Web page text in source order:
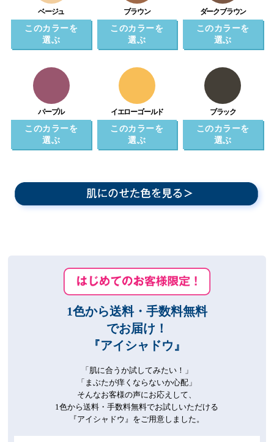
ベージュ
このカラーを
選ぶ
ブラウン
このカラーを
選ぶ
ダークブラウン
このカラーを
選ぶ
パープル
このカラーを
選ぶ
イエローゴールド
このカラーを
選ぶ
ブラック
このカラーを
選ぶ
1色から送料・手数料無料
でお届け！
『アイシャドウ』
「肌に合うか試してみたい！」
「まぶたが痒くならないか心配」
そんなお客様の声にお応えして、
1色から送料・手数料無料でお試しいただける
『アイシャドウ』をご用意しました。